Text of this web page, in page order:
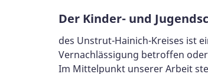
Der Kinder- und
des Unstrut-Hainich-Kreises ist
Vernachlässigung betroffen
Im Mittelpunkt unserer Arbeit